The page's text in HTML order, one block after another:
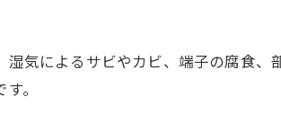
気によるサビやカビ、端子の腐食、
。